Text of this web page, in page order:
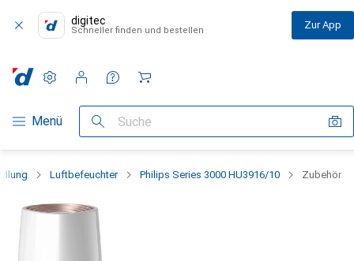
digitec
Schneller finden und bestellen Zur App
Navigation nach Kategorien
Menü Suche
Einstellungen
Kundenkonto
Vergleichslisten
Merklisten
Warenkorb
Luftbefeuchter Philips Series 3000 HU3916/10 Zubehör